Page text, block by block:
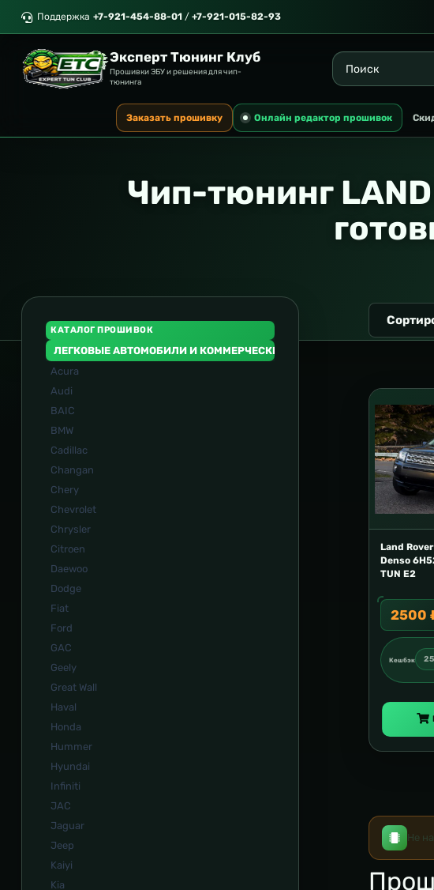
Поддержка +7-921-454-88-01 / +7-921-015-82-93
Эксперт Тюнинг Клуб
Прошивки ЭБУ и решения для чип-
тюнинга
Заказать прошивку Онлайн редактор прошивок
Чип-тюнинг LAND
КАТАЛОГ ПРОШИВОК
ЛЕГКОВЫЕ АВТОМОБИЛИ И КОММЕРЧЕСКИЙ ТРАНСПОРТ
Acura
Audi
BAIC
BMW
Cadillac
Changan
Chery
Chevrolet
Chrysler
Citroen
Daewoo
Dodge
Fiat
Ford
GAC
Geely
Great Wall
Haval
Honda
Hummer
Hyundai
Infiniti
JAC
Jaguar
Jeep
Kaiyi
Kia
Land
Denso
TUN E2
2500
Кешбэк
Не